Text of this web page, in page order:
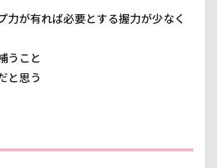
力が有れば必要とする握力が少なく
うこと
と思う